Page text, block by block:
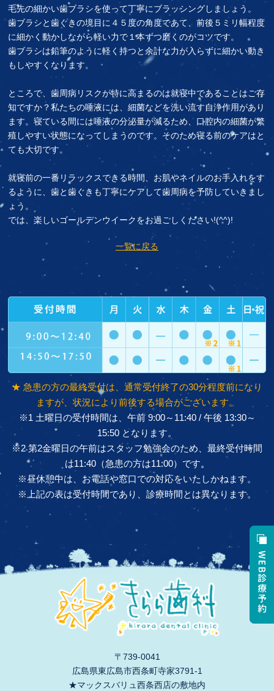
毛先の細かい歯ブラシを使って丁寧にブラッシングしましょう。
歯ブラシと歯ぐきの境目に４５度の角度であて、前後５ミリ幅程度
に細かく動かしながら軽い力で１本ずつ磨くのがコツです。
歯ブラシは鉛筆のように軽く持つと余計な力が入らずに細かい動き
もしやすくなります。
ところで、歯周病リスクが特に高まるのは就寝中であることはご存
知ですか？私たちの唾液には、細菌などを洗い流す自浄作用があり
ます。寝ている間には唾液の分泌量が減るため、口腔内の細菌が繁
殖しやすい状態になってしまうのです。そのため寝る前のケアはと
ても大切です。
就寝前の一番リラックスできる時間、お肌やネイルのお手入れをす
るように、歯と歯ぐきも丁寧にケアして歯周病を予防していきまし
ょう。
では、楽しいゴールデンウイークをお過ごしください!(^^)!
一覧に戻る
★ 急患の方の最終受付は、通常受付終了の30分程度前になり
ますが、状況により前後する場合がございます。
※1 土曜日の受付時間は、午前 9:00～11:40 / 午後 13:30～
15:50 となります。
※2 第2金曜日の午前はスタッフ勉強会のため、最終受付時間
は11:40（急患の方は11:00）です。
※昼休憩中は、お電話や窓口での対応をいたしかねます。
※上記の表は受付時間であり、診療時間とは異なります。
〒739-0041
広島県東広島市西条町寺家3791-1
★マックスバリュ西条西店の敷地内